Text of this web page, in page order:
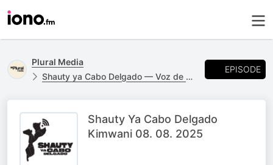
Plural Media
Shauty ya Cabo Delgado — Voz de Cabo Delgado em Kimwani
EPISODE
Shauty Ya Cabo Delgado
Kimwani 08. 08. 2025